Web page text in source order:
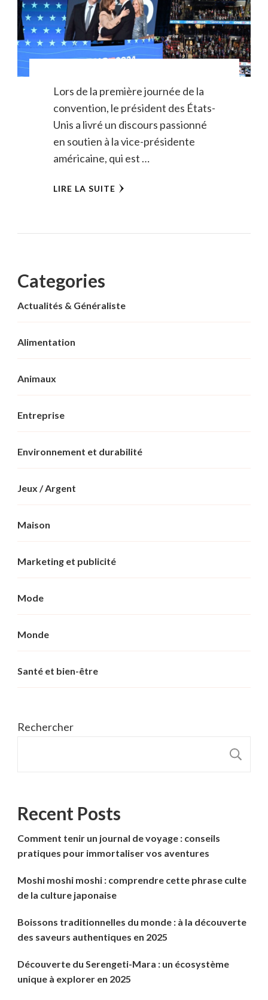
Lors de la première journée de la
convention, le président des États-
Unis a livré un discours passionné
en soutien à la vice-présidente
américaine, qui est …
LIRE LA SUITE
Categories
Actualités & Généraliste
Alimentation
Animaux
Entreprise
Environnement et durabilité
Jeux / Argent
Maison
Marketing et publicité
Mode
Monde
Santé et bien-être
Rechercher
Recent Posts
Comment tenir un journal de voyage : conseils
pratiques pour immortaliser vos aventures
Moshi moshi moshi : comprendre cette phrase culte
de la culture japonaise
Boissons traditionnelles du monde : à la découverte
des saveurs authentiques en 2025
Découverte du Serengeti-Mara : un écosystème
unique à explorer en 2025